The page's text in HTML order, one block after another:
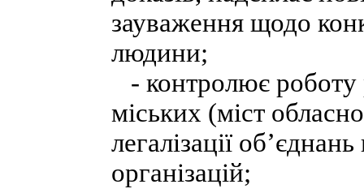
зауваження щодо
людини;
- контролює роботу
міських (міст
легалізації
організацій;